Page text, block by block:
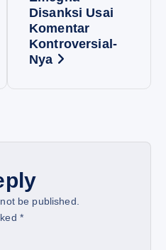
Disanksi Usai
Komentar
Kontroversial-
Nya
be published.
*